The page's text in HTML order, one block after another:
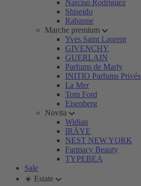
Narciso Rodriguez
Shiseido
Rabanne
Marche premium
Yves Saint Laurent
GIVENCHY
GUERLAIN
Parfums de Marly
INITIO Parfums Privés
La Mer
Tom Ford
Eisenberg
Novita
Widian
IRÄYE
NEST NEW YORK
Farmacy Beauty
TYPEBEA
Sale
☀️ Estate